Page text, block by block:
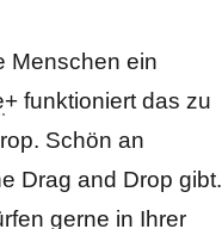
Menschen ein
+ funktioniert das zu
Schön an
Drag and Drop gibt.
gerne in Ihrer